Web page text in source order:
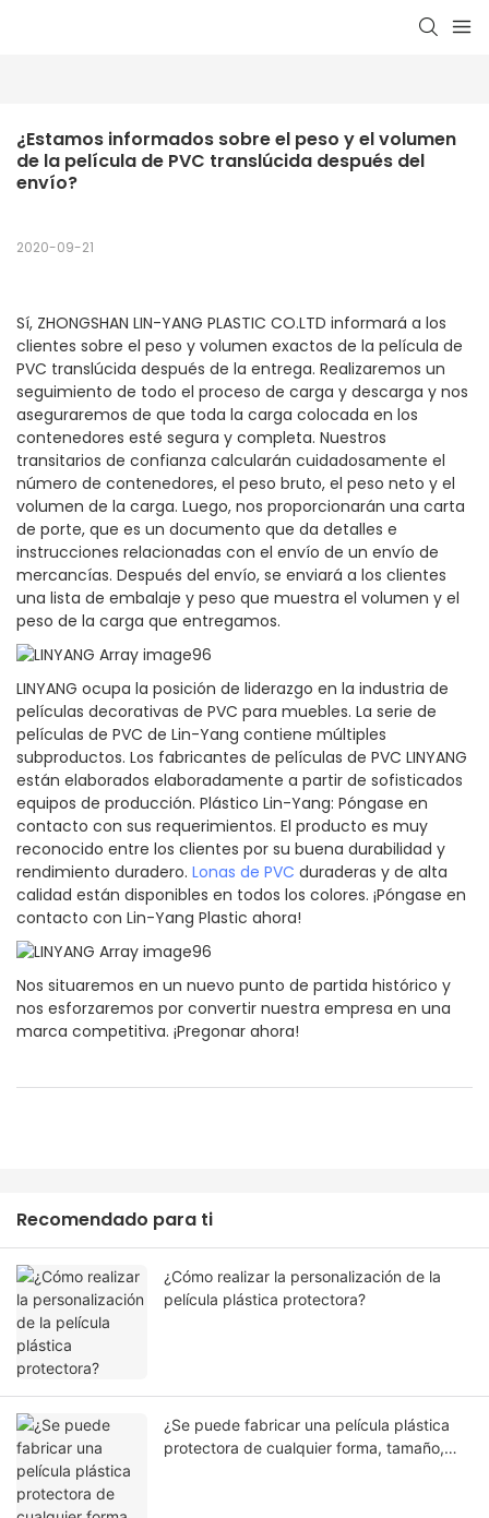
¿Estamos informados sobre el peso y el volumen
de la película de PVC translúcida después del
envío?
2020-09-21
Sí, ZHONGSHAN LIN-YANG PLASTIC CO.LTD informará a los
clientes sobre el peso y volumen exactos de la película de
PVC translúcida después de la entrega. Realizaremos un
seguimiento de todo el proceso de carga y descarga y nos
aseguraremos de que toda la carga colocada en los
contenedores esté segura y completa. Nuestros
transitarios de confianza calcularán cuidadosamente el
número de contenedores, el peso bruto, el peso neto y el
volumen de la carga. Luego, nos proporcionarán una carta
de porte, que es un documento que da detalles e
instrucciones relacionadas con el envío de un envío de
mercancías. Después del envío, se enviará a los clientes
una lista de embalaje y peso que muestra el volumen y el
peso de la carga que entregamos.
LINYANG ocupa la posición de liderazgo en la industria de
películas decorativas de PVC para muebles. La serie de
películas de PVC de Lin-Yang contiene múltiples
subproductos. Los fabricantes de películas de PVC LINYANG
están elaborados elaboradamente a partir de sofisticados
equipos de producción. Plástico Lin-Yang: Póngase en
contacto con sus requerimientos. El producto es muy
reconocido entre los clientes por su buena durabilidad y
rendimiento duradero. Lonas de PVC duraderas y de alta
calidad están disponibles en todos los colores. ¡Póngase en
contacto con Lin-Yang Plastic ahora!
Nos situaremos en un nuevo punto de partida histórico y
nos esforzaremos por convertir nuestra empresa en una
marca competitiva. ¡Pregonar ahora!
Recomendado para ti
¿Cómo realizar la personalización de la
película plástica protectora?
¿Se puede fabricar una película plástica
protectora de cualquier forma, tamaño,